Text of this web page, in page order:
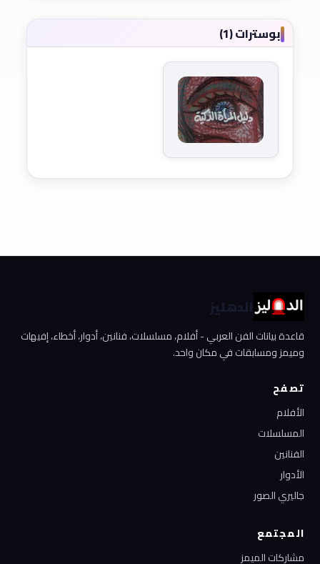
بوسترات (1)
الدهليز
قاعدة بيانات الفن العربي - أفلام، مسلسلات، فنانين، أدوار، أخطاء، إفيهات
وميمز ومسابقات في مكان واحد.
تصفح
الأفلام
المسلسلات
الفنانين
الأدوار
جاليري الصور
المجتمع
مشاركات الميمز